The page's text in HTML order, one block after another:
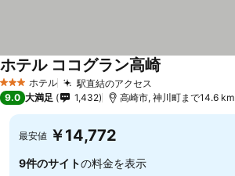
3 ホテルのランク
ホテル 駅直結のアクセス
ホテル ココグラン高崎
9.0 大満足 1,432 高崎市, 神川町まで14.6 km
最安値 ￥14,772
9件のサイトの料金を表示